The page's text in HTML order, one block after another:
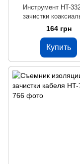
Инструмент HT-
зачистки
кабеля RG-
58/59/6/3C2/62/6QS/
164 грн
Купить